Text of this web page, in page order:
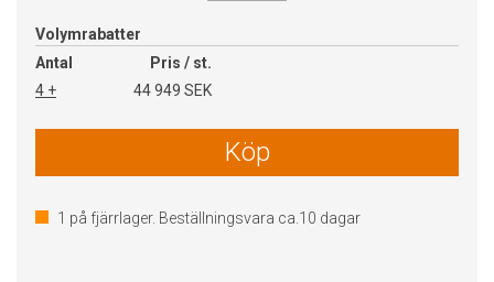
Volymrabatter
Antal
Pris / st.
4 +
44 949 SEK
Köp
1 på fjärrlager. Beställningsvara ca. 10 dagar